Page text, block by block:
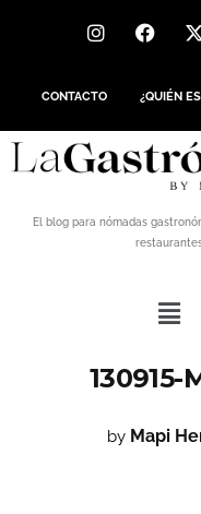
CONTACTO ¿QUIÉN
El blog para nómadas
130915-
by Mapi